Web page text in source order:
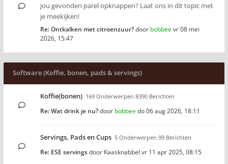
jou gevonden parel opknappen? Laat ons in dit topic met
je meekijken!
Re: Ontkalken met citroenzuur?door bobbeevr 08 mei
2026, 15:47
Software (Koffie, bonen, pads & servings)
Koffie(bonen) 169 Onderwerpen 8390 Berichten
Re: Wat drink je nu?door bobbeedo 06 aug 2026, 18:11
Servings, Pads en Cups 5 Onderwerpen 99 Berichten
Re: ESE servingsdoor Kaasknabbel vr 11 apr 2025, 08:15